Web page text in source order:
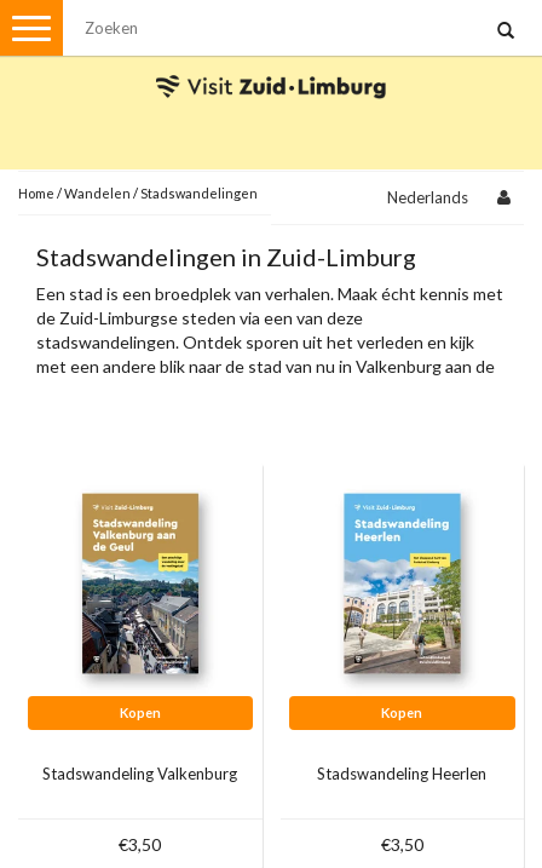
Menu
Met de auto
Visvergunningen
Brochures en kaarten
Plattegronden
Uit de streek
Kerstpakketten
Ansichtkaarten
Home /Wandelen /Stadswandelingen Nederlands
Stadswandelingen in Zuid-Limburg
Een stad is een broedplek van verhalen. Maak écht kennis met
de Zuid-Limburgse steden via een van deze
stadswandelingen. Ontdek sporen uit het verleden en kijk
met een andere blik naar de stad van nu in Valkenburg aan de
Kopen
Stadswandeling Valkenburg
€3,50
Kopen
Stadswandeling Heerlen
€3,50